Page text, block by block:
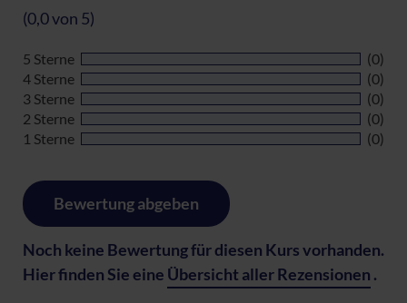
(0,0 von 5)
5 Sterne
(0)
4 Sterne
(0)
3 Sterne
(0)
2 Sterne
(0)
1 Sterne
(0)
Bewertung abgeben
Noch keine Bewertung für diesen Kurs vorhanden.
Hier finden Sie eine Übersicht aller Rezensionen .